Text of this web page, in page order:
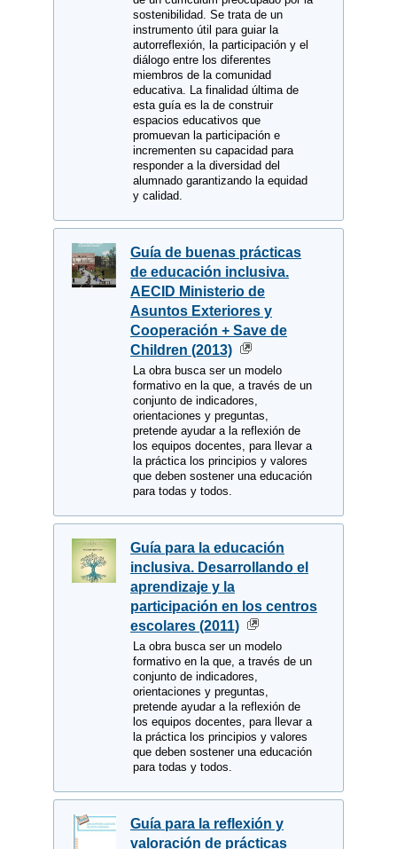
sostenibilidad. Se trata de un
instrumento útil para guiar la
autorreflexión, la participación y el
diálogo entre los diferentes
miembros de la comunidad
educativa. La finalidad última de
esta guía es la de construir
espacios educativos que
promuevan la participación e
incrementen su capacidad para
responder a la diversidad del
alumnado garantizando la equidad
y calidad.
Guía de buenas prácticas
de educación inclusiva.
AECID Ministerio de
Asuntos Exteriores y
Cooperación + Save de
Children (2013)
La obra busca ser un modelo
formativo en la que, a través de un
conjunto de indicadores,
orientaciones y preguntas,
pretende ayudar a la reflexión de
los equipos docentes, para llevar a
la práctica los principios y valores
que deben sostener una educación
para todas y todos.
Guía para la educación
inclusiva. Desarrollando el
aprendizaje y la
participación en los centros
escolares (2011)
La obra busca ser un modelo
formativo en la que, a través de un
conjunto de indicadores,
orientaciones y preguntas,
pretende ayudar a la reflexión de
los equipos docentes, para llevar a
la práctica los principios y valores
que deben sostener una educación
para todas y todos.
Guía para la reflexión y
valoración de prácticas